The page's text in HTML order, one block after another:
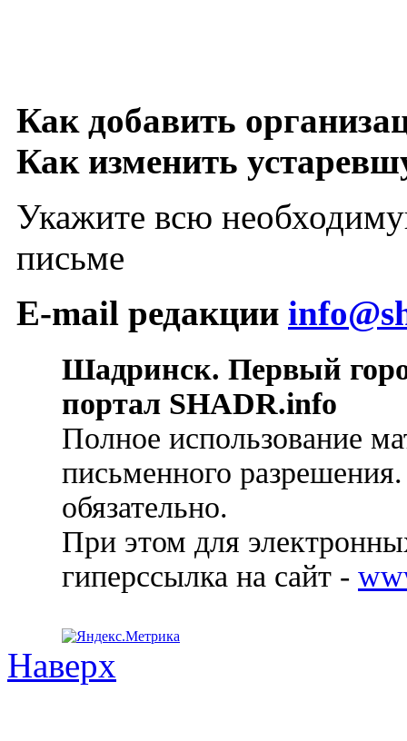
Как добавить
Как изменить
Укажите всю
письме
E-mail редакции
Шадринск. Первый
портал SHADR.info
Полное использование
письменного
обязательно.
При этом для
гиперссылка на сайт -
Наверх